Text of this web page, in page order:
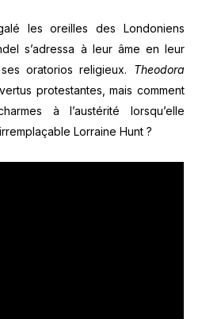
les oreilles des Londoniens
s’adressa à leur âme en leur
oratorios religieux. Theodora
protestantes, mais comment
à l’austérité lorsqu’elle
Lorraine Hunt ?